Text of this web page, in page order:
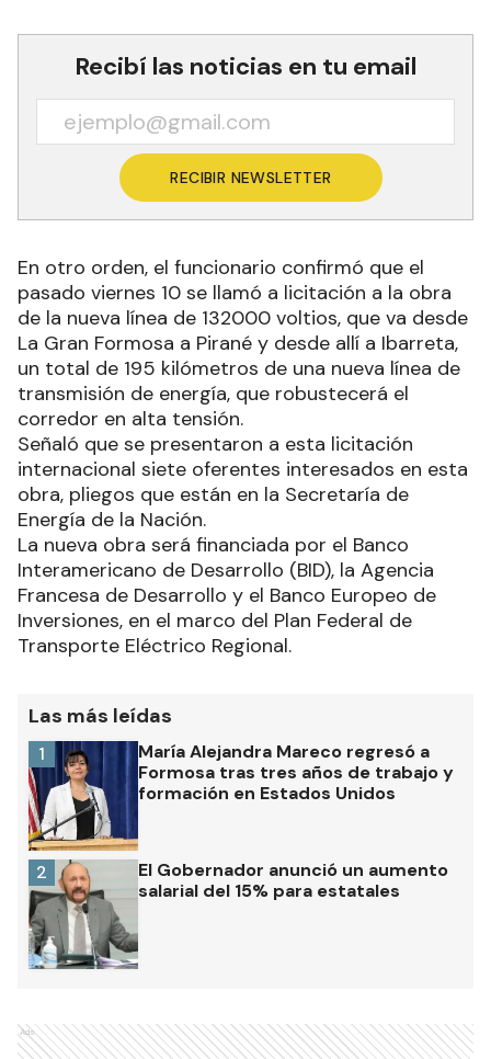
Recibí las noticias en tu email
RECIBIR NEWSLETTER
En otro orden, el funcionario confirmó que el
pasado viernes 10 se llamó a licitación a la obra
de la nueva línea de 132000 voltios, que va desde
La Gran Formosa a Pirané y desde allí a Ibarreta,
un total de 195 kilómetros de una nueva línea de
transmisión de energía, que robustecerá el
corredor en alta tensión.
Señaló que se presentaron a esta licitación
internacional siete oferentes interesados en esta
obra, pliegos que están en la Secretaría de
Energía de la Nación.
La nueva obra será financiada por el Banco
Interamericano de Desarrollo (BID), la Agencia
Francesa de Desarrollo y el Banco Europeo de
Inversiones, en el marco del Plan Federal de
Transporte Eléctrico Regional.
Las más leídas
María Alejandra Mareco regresó a
Formosa tras tres años de trabajo y
formación en Estados Unidos
1
El Gobernador anunció un aumento
salarial del 15% para estatales
2
Ads